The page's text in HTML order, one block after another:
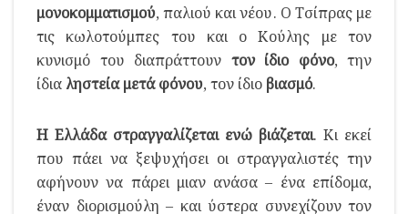
μονοκομματισμού, παλιού και νέου. Ο Τσίπρας με
τις κωλοτούμπες του και ο Κούλης με τον
κυνισμό του διαπράττουν τον ίδιο φόνο, την
ίδια ληστεία μετά φόνου, τον ίδιο βιασμό.
Η Ελλάδα στραγγαλίζεται ενώ βιάζεται. Κι εκεί
που πάει να ξεψυχήσει οι στραγγαλιστές την
αφήνουν να πάρει μιαν ανάσα – ένα επίδομα,
έναν διορισμούλη – και ύστερα συνεχίζουν τον